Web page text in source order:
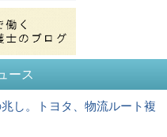
ース
兆し。トヨタ、物流ルート複